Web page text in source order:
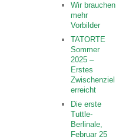
Wir brauchen
mehr
Vorbilder
TATORTE
Sommer
2025 –
Erstes
Zwischenziel
erreicht
Die erste
Tuttle-
Berlinale,
Februar 25